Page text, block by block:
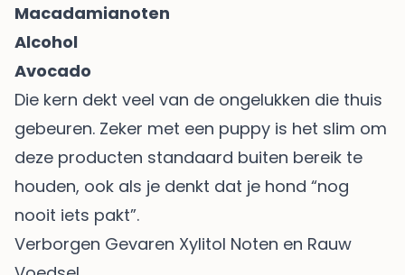
Macadamianoten
Alcohol
Avocado
Die kern dekt veel van de ongelukken die thuis
gebeuren. Zeker met een puppy is het slim om
deze producten standaard buiten bereik te
houden, ook als je denkt dat je hond “nog
nooit iets pakt”.
Verborgen Gevaren Xylitol Noten en Rauw